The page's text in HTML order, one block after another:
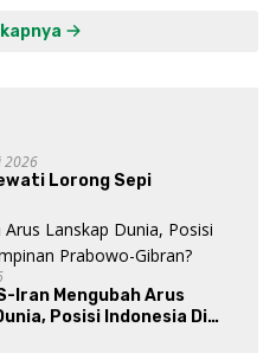
2026
Lorong Sepi
Iran Mengubah Arus
Posisi Indonesia Di